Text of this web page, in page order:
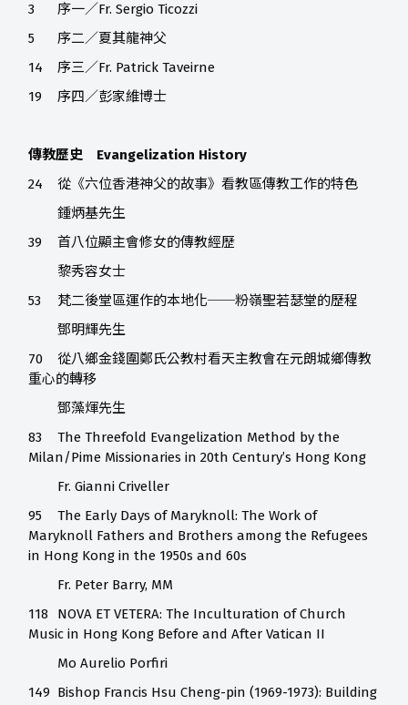
3
序一／Fr. Sergio Ticozzi
5
序二／夏其龍神父
14
序三／Fr. Patrick Taveirne
19
序四／彭家維博士
傳教歷史 Evangelization History
24
從《六位香港神父的故事》看教區傳教工作的特色
鍾炳基先生
39
首八位顯主會修女的傳教經歷
黎秀容女士
53
梵二後堂區運作的本地化──粉嶺聖若瑟堂的歷程
鄧明輝先生
70
從八鄉金錢圍鄭氏公教村看天主教會在元朗城鄉傳教
重心的轉移
鄧藻煇先生
83
The Threefold Evangelization Method by the
Milan/Pime Missionaries in 20th Century’s Hong Kong
Fr. Gianni Criveller
95
The Early Days of Maryknoll: The Work of
Maryknoll Fathers and Brothers among the Refugees
in Hong Kong in the 1950s and 60s
Fr. Peter Barry, MM
118
NOVA ET VETERA: The Inculturation of Church
Music in Hong Kong Before and After Vatican II
Mo Aurelio Porfiri
149 Bishop Francis Hsu Cheng-pin (1969-1973): Building